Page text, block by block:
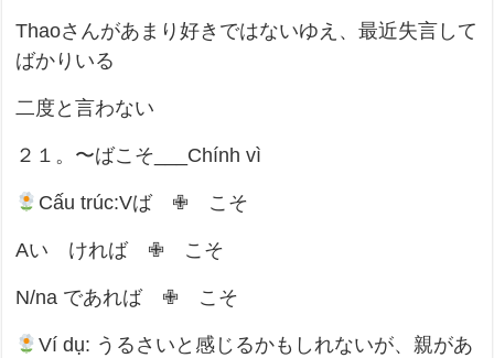
Thaoさんがあまり好きではないゆえ、最近失言して
ばかりいる
二度と言わない
２１。〜ばこそ___Chính vì
Cấu trúc:Vば ✙ こそ
Aい ければ ✙ こそ
N/na であれば ✙ こそ
Ví dụ: うるさいと感じるかもしれないが、親があ